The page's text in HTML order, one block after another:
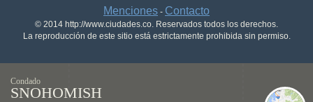
Menciones - Contacto
© 2014 http://www.ciudades.co. Reservados todos los derechos.
La reproducción de este sitio está estrictamente prohibida sin permiso.
Condado
SNOHOMISH